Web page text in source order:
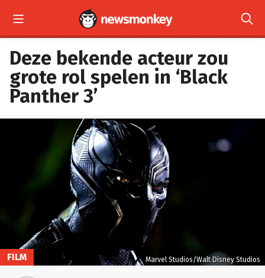
 
Deze bekende acteur zou
grote rol spelen in ‘Black
Panther 3’
Marvel Studios/Walt Disney Studios
FILM